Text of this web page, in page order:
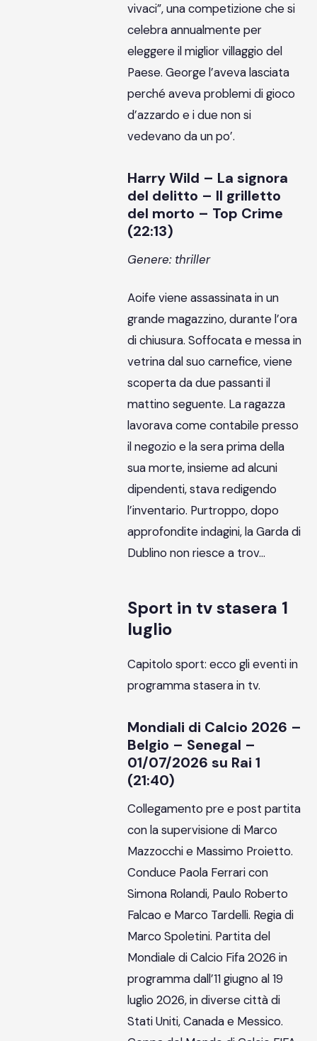
vivaci”, una competizione che si
celebra annualmente per
eleggere il miglior villaggio del
Paese. George l’aveva lasciata
perché aveva problemi di gioco
d’azzardo e i due non si
vedevano da un po’.
Harry Wild – La signora
del delitto – Il grilletto
del morto – Top Crime
(22:13)
Genere: thriller
Aoife viene assassinata in un
grande magazzino, durante l’ora
di chiusura. Soffocata e messa in
vetrina dal suo carnefice, viene
scoperta da due passanti il
mattino seguente. La ragazza
lavorava come contabile presso
il negozio e la sera prima della
sua morte, insieme ad alcuni
dipendenti, stava redigendo
l’inventario. Purtroppo, dopo
approfondite indagini, la Garda di
Dublino non riesce a trov…
Sport in tv stasera 1
luglio
Capitolo sport: ecco gli eventi in
programma stasera in tv.
Mondiali di Calcio 2026 –
Belgio – Senegal –
01/07/2026 su Rai 1
(21:40)
Collegamento pre e post partita
con la supervisione di Marco
Mazzocchi e Massimo Proietto.
Conduce Paola Ferrari con
Simona Rolandi, Paulo Roberto
Falcao e Marco Tardelli. Regia di
Marco Spoletini. Partita del
Mondiale di Calcio Fifa 2026 in
programma dall’11 giugno al 19
luglio 2026, in diverse città di
Stati Uniti, Canada e Messico.